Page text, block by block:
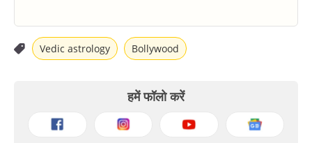
Vedic astrology Bollywood
हमें फॉलो करें